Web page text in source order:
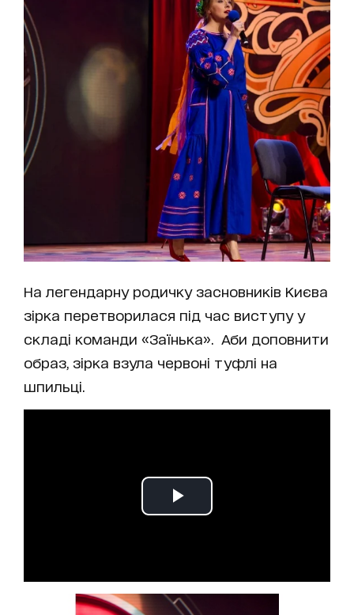
На легендарну родичку засновників Києва
зірка перетворилася під час виступу у
складі команди «Заїнька». Аби доповнити
образ, зірка взула червоні туфлі на
шпильці.